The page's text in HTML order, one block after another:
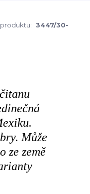
3447/30-
Může
ze země